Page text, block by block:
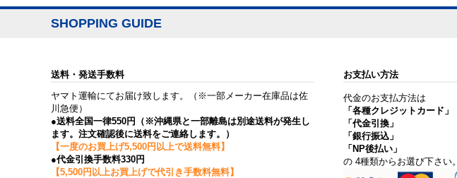
SHOPPING GUIDE
送料・発送手数料
ヤマト運輸にてお届け致します。（※一部メーカー在庫品は佐
川急便）
●送料全国一律550円（※沖縄県と一部離島は別途送料が発生し
ます。注文確認後に送料をご連絡します。）
【一度のお買上げ5,500円以上で送料無料】
●代金引換手数料330円
【5,500円以上お買上げで代引き手数料無料】
お支払い方法
代金のお支払方法は
「各種クレジットカード」
「代金引換」
「銀行振込」
「NP後払い」
の 4種類からお選び下さい。